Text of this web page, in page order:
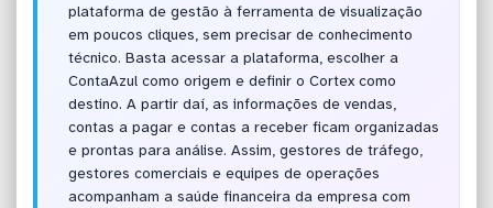
plataforma de gestão à ferramenta de visualização
em poucos cliques, sem precisar de conhecimento
técnico. Basta acessar a plataforma, escolher a
ContaAzul como origem e definir o Cortex como
destino. A partir daí, as informações de vendas,
contas a pagar e contas a receber ficam organizadas
e prontas para análise. Assim, gestores de tráfego,
gestores comerciais e equipes de operações
acompanham a saúde financeira da empresa com